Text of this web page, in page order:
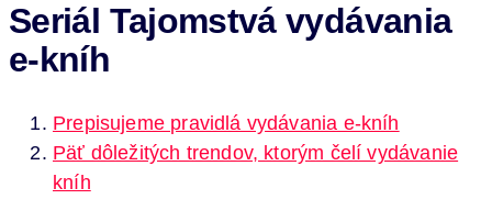
Seriál Tajomstvá vydávania
e-kníh
Prepisujeme pravidlá vydávania e-kníh
Päť dôležitých trendov, ktorým čelí vydávanie
kníh